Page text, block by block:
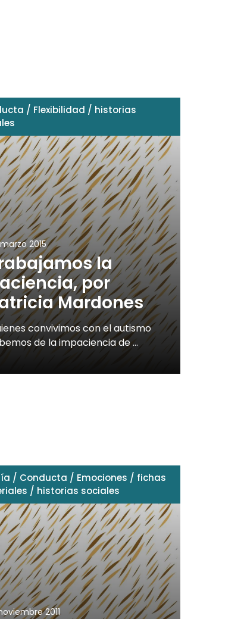
/ Flexibilidad / historias
2015
la
por
Mardones
convivimos con el autismo
de la impaciencia de …
/ Conducta / Emociones / fichas
/ historias sociales
2011